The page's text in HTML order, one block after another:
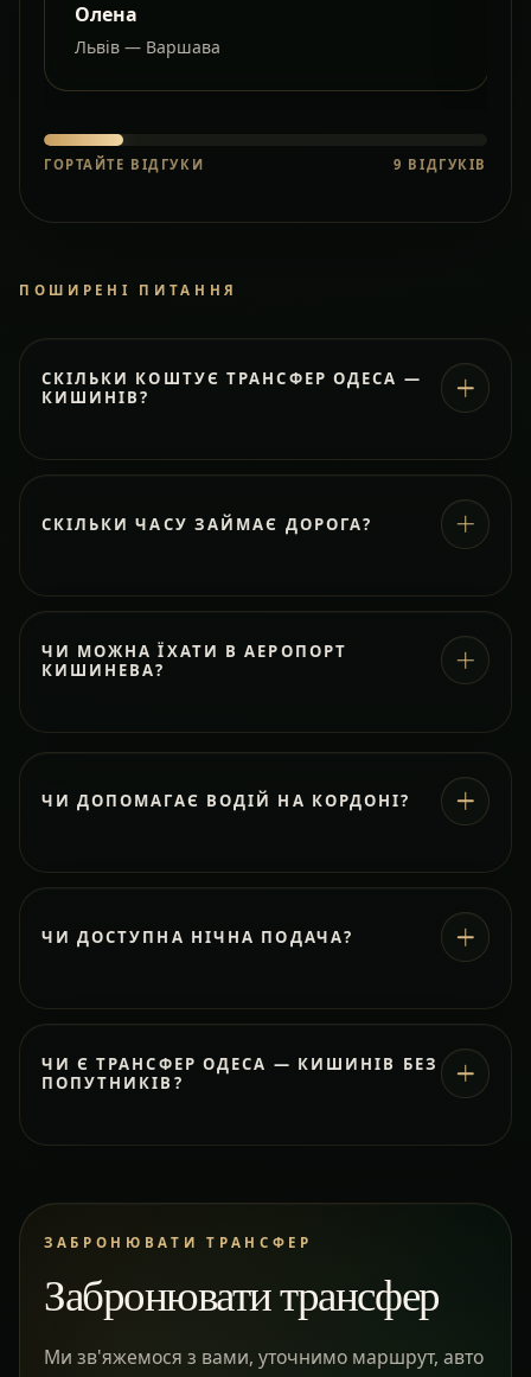
Олена
Львів — Варшава
ГОРТАЙТЕ ВІДГУКИ 9 ВІДГУКІВ
ПОШИРЕНІ ПИТАННЯ
СКІЛЬКИ КОШТУЄ ТРАНСФЕР ОДЕСА —
КИШИНІВ?
СКІЛЬКИ ЧАСУ ЗАЙМАЄ ДОРОГА?
ЧИ МОЖНА ЇХАТИ В АЕРОПОРТ
КИШИНЕВА?
ЧИ ДОПОМАГАЄ ВОДІЙ НА КОРДОНІ?
ЧИ ДОСТУПНА НІЧНА ПОДАЧА?
ЧИ Є ТРАНСФЕР ОДЕСА — КИШИНІВ БЕЗ
ПОПУТНИКІВ?
ЗАБРОНЮВАТИ ТРАНСФЕР
Забронювати трансфер
Ми зв'яжемося з вами, уточнимо маршрут, авто